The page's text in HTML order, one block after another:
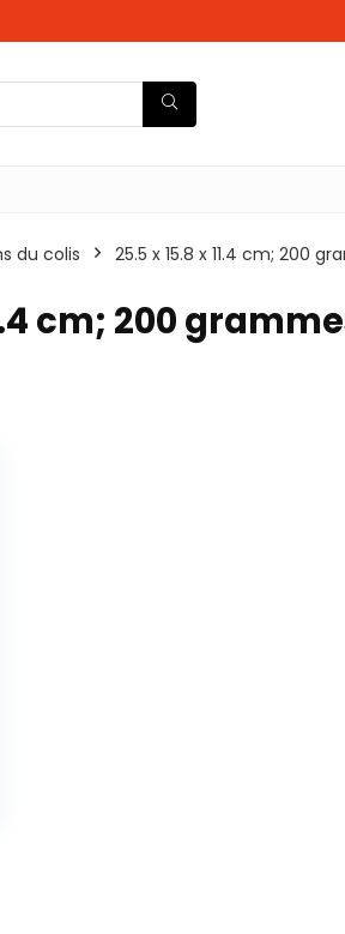
du colis ‎25.5 x 15.8 x 11.4 cm; 200
cm; 200